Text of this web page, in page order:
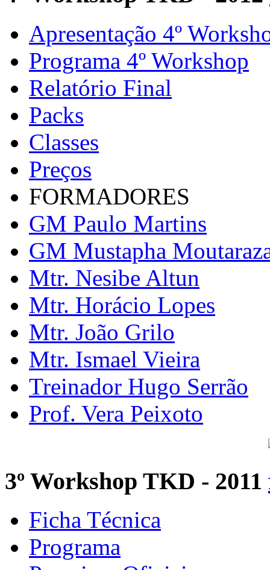
Apresentação 4º
Programa 4º Workshop
Relatório Final
Packs
Classes
Preços
FORMADORES
GM Paulo Martins
GM Mustapha
Mtr. Nesibe Altun
Mtr. Horácio Lopes
Mtr. João Grilo
Mtr. Ismael Vieira
Treinador Hugo Serrão
Prof. Vera Peixoto
3º Workshop TKD - 2011
Ficha Técnica
Programa